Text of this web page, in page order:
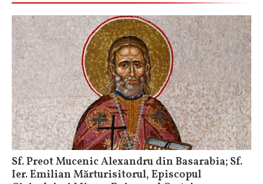
Sf. Preot Mucenic Alexandru din Basarabia; Sf.
Ier. Emilian Mărturisitorul, Episcopul